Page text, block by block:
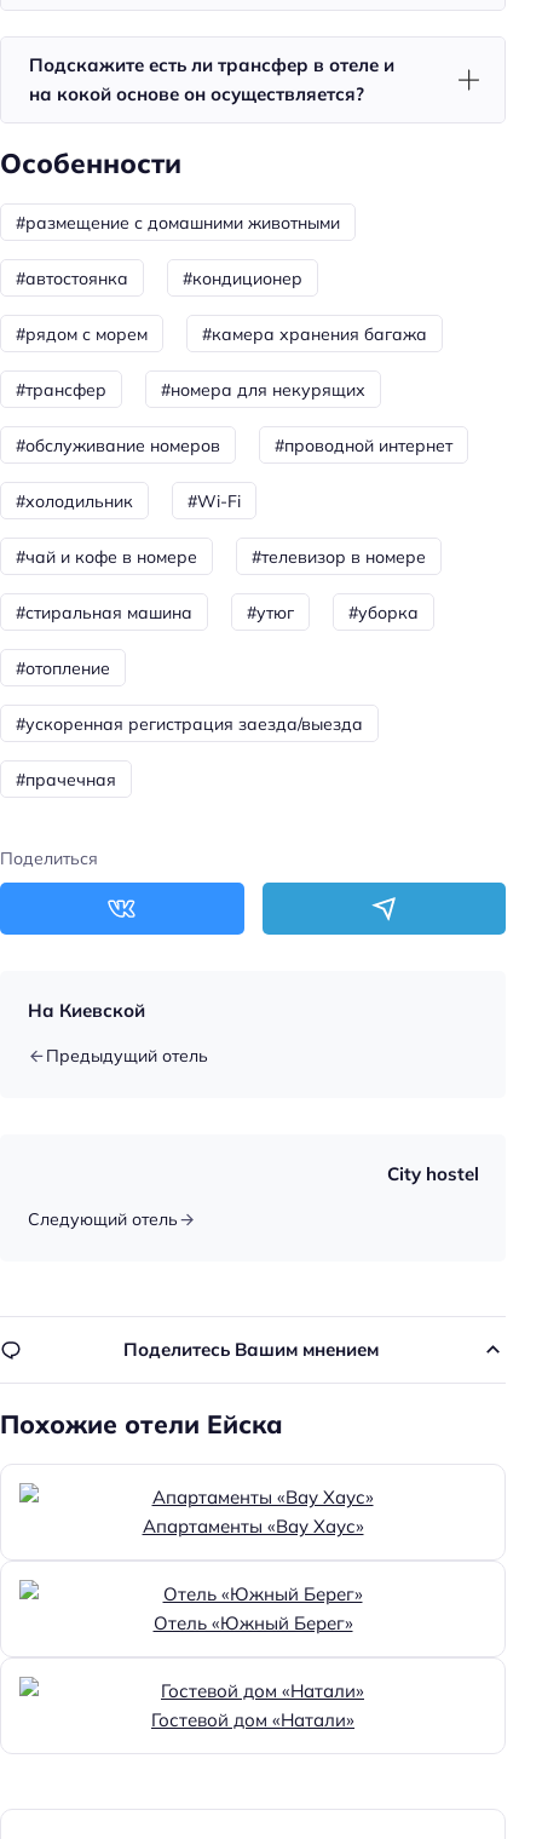
Красота и здоровье
Баня
Сауна
Спорт и развлечения
Терраса
Спорт: йога
Для семей
Услуги няни
Детские кроватки/люльки
Детская площадка
Пляжный отдых
Пляжная линия: 1-я линия
Тип пляжа: галечный
Пляжные полотенца
Общая информация
Отопление
Время работы стойки регистрации: 09:00 - 18:00
Доступность
Бесплатная
Wi-fi
Кондиционер в номере
Пляжная линия: 1-я линия
Подскажите есть ли трансфер в отеле и
на кокой основе он осуществляется?
Особенности
#размещение с домашними животными
#автостоянка #кондиционер
#рядом с морем #камера хранения багажа
#трансфер #номера для некурящих
#обслуживание номеров #проводной интернет
#холодильник #Wi-Fi
#чай и кофе в номере #телевизор в номере
#стиральная машина #утюг #уборка
#отопление
#ускоренная регистрация заезда/выезда
#прачечная
Поделиться
На Киевской
Предыдущий отель
City hostel
Следующий отель
Поделитесь Вашим мнением
Похожие отели Ейска
Апартаменты «Вау Хаус»
Отель «Южный Берег»
Гостевой дом «Натали»